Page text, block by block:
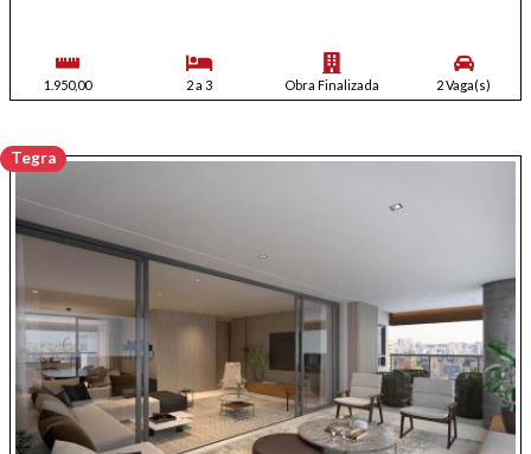
1.950,00 2 a 3 Obra Finalizada 2 Vaga(s)
Tegra